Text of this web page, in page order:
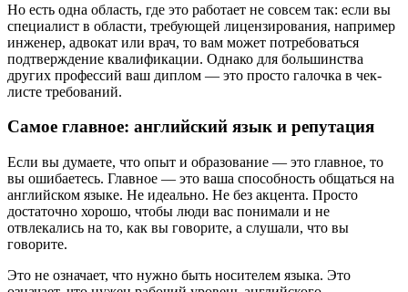
Но есть одна область, где это работает не совсем так: если вы
специалист в области, требующей лицензирования, например
инженер, адвокат или врач, то вам может потребоваться
подтверждение квалификации. Однако для большинства
других профессий ваш диплом — это просто галочка в чек-
листе требований.
Самое главное: английский язык и репутация
Если вы думаете, что опыт и образование — это главное, то
вы ошибаетесь. Главное — это ваша способность общаться на
английском языке. Не идеально. Не без акцента. Просто
достаточно хорошо, чтобы люди вас понимали и не
отвлекались на то, как вы говорите, а слушали, что вы
говорите.
Это не означает, что нужно быть носителем языка. Это